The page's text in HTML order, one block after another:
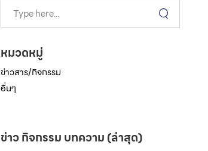
หมวดหมู่
ข่าวสาร/กิจกรรม
อื่นๆ
ข่าว กิจกรรม บทความ (ล่าสุด)